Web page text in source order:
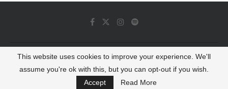
© 2022 - Luminous Dash All Rights Reserved
BACK TO TOP
This website uses cookies to improve your experience. We'll
assume you're ok with this, but you can opt-out if you wish.
Accept
Read More